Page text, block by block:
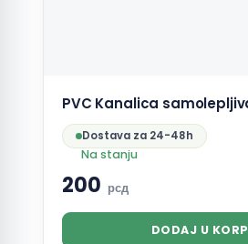
PVC Kanalica
Dostava za 24-48h
Na stanju
200 рсд
DODAJ U